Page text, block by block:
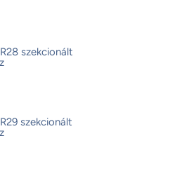
szekcionált
szekcionált